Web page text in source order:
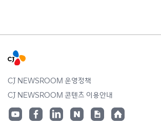
CJ NEWSROOM 운영정책
CJ NEWSROOM 콘텐츠 이용안내